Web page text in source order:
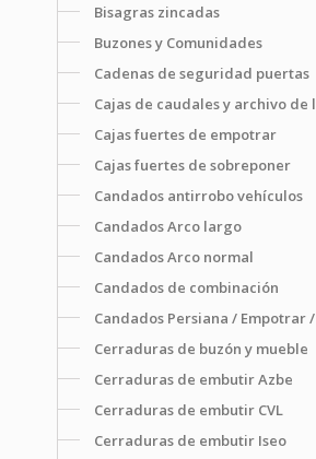
Bisagras zincadas
Buzones y Comunidades
Cadenas de seguridad puertas
Cajas de caudales y archivo de
Cajas fuertes de empotrar
Cajas fuertes de sobreponer
Candados antirrobo vehículos
Candados Arco largo
Candados Arco normal
Candados de combinación
Candados Persiana / Empotrar
Cerraduras de buzón y mueble
Cerraduras de embutir Azbe
Cerraduras de embutir CVL
Cerraduras de embutir Iseo